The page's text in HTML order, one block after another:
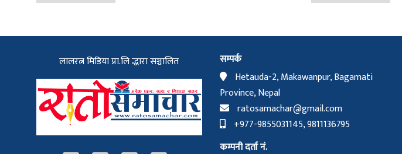
लालरत्न मिडिया प्रा.लि द्धारा सञ्चालित
सम्पर्क
Hetauda-2, Makawanpur, Bagamati
Province, Nepal
ratosamachar@gmail.com
+977-9855031145, 9811136795
कम्पनी दर्ता नं.